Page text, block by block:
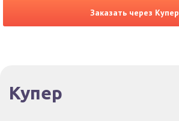
Заказать через Купер
Купер